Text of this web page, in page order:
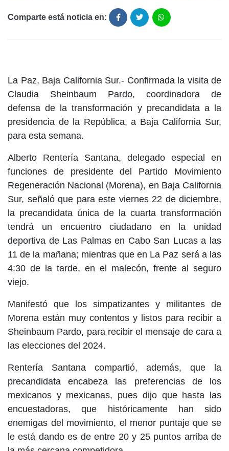
Comparte está noticia en:
La Paz, Baja California Sur.- Confirmada la visita de
Claudia Sheinbaum Pardo, coordinadora de
defensa de la transformación y precandidata a la
presidencia de la República, a Baja California Sur,
para esta semana.
Alberto Rentería Santana, delegado especial en
funciones de presidente del Partido Movimiento
Regeneración Nacional (Morena), en Baja California
Sur, señaló que para este viernes 22 de diciembre,
la precandidata única de la cuarta transformación
tendrá un encuentro ciudadano en la unidad
deportiva de Las Palmas en Cabo San Lucas a las
11 de la mañana; mientras que en La Paz será a las
4:30 de la tarde, en el malecón, frente al seguro
viejo.
Manifestó que los simpatizantes y militantes de
Morena están muy contentos y listos para recibir a
Sheinbaum Pardo, para recibir el mensaje de cara a
las elecciones del 2024.
Rentería Santana compartió, además, que la
precandidata encabeza las preferencias de los
mexicanos y mexicanas, pues dijo que hasta las
encuestadoras, que históricamente han sido
enemigas del movimiento, el menor puntaje que se
le está dando es de entre 20 y 25 puntos arriba de